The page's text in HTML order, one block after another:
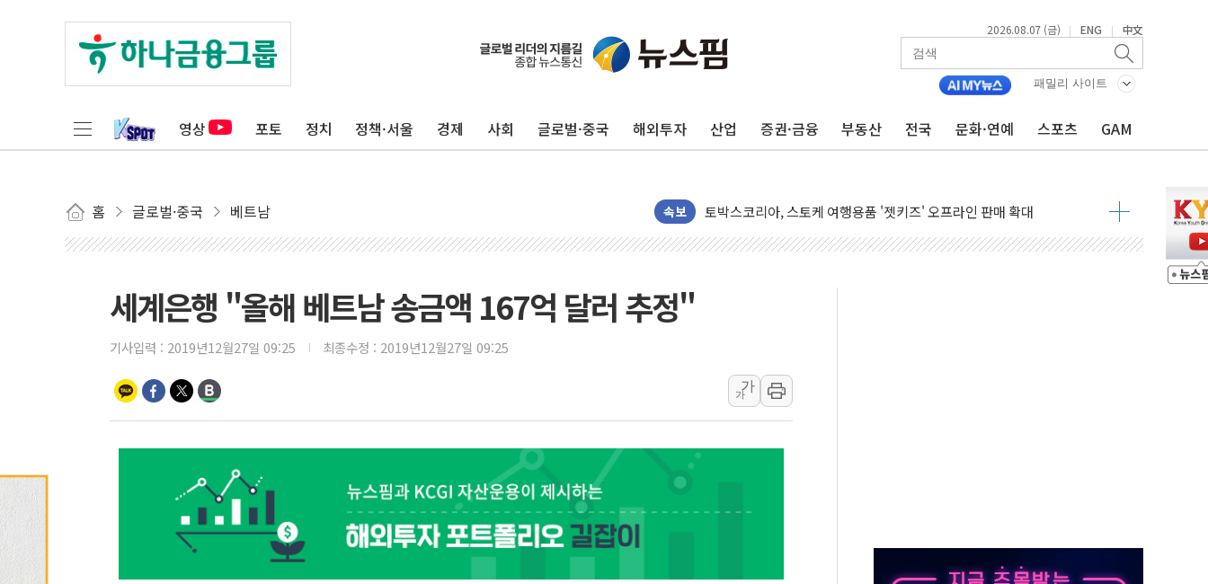
2026.08.07 (금) | ENG | 中文
패밀리 사이트
영상 포토 정치 정책·서울 경제 사회 글로벌·중국 해외투자 산업 증권·금융 부동산 전국 문화·연예 스포츠 GAM
홈 글로벌·중국 베트남 속보
"유니셈, 메모리 투자 재개·원가 안정화 '겹호재'" - 신한투자
29CM, 홈·라이프스타일 기획전 '이구홈위크' …최대 90% 할인
새온, '자율주행자동차 AI 미션 챌린지' 성료
에스트래픽, LS 일렉트릭 철도신호 사업 인수 계약
폭염에 하루 온열질환자 208명…누적 사망자 23명·가축 83만마리 폐사
오뚜기, '2026 오뚜기몰 대잔치' …경품·할인 혜택 풍성
네이버, AI 투자로 숨 고르기…매출 16% 늘고 영업이익은 제자리
카카오스타일 지그재그, '직잭뷰티 페스타'…최대 91% 할인
세계은행 "올해 베트남 송금액 167억 달러 추정"
기사입력 : 2019년12월27일 09:25 최종수정 : 2019년12월27일 09:25
가
가